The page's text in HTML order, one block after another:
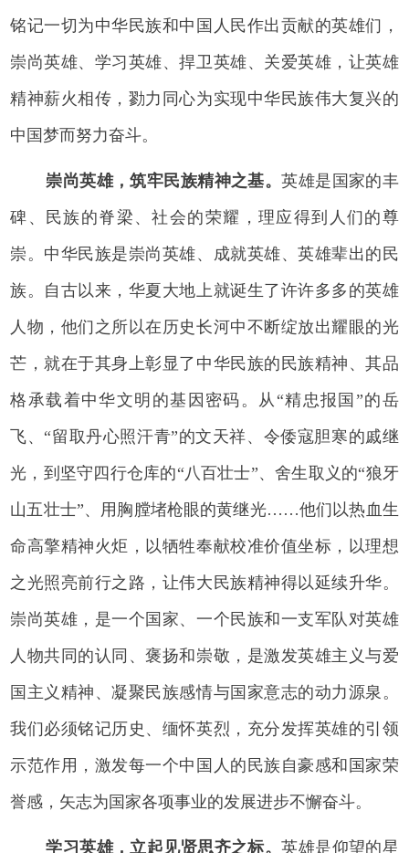
铭记一切为中华民族和中国人民作出贡献的英雄们，
崇尚英雄、学习英雄、捍卫英雄、关爱英雄，让英雄
精神薪火相传，勠力同心为实现中华民族伟大复兴的
中国梦而努力奋斗。
崇尚英雄，筑牢民族精神之基。英雄是国家的丰
碑、民族的脊梁、社会的荣耀，理应得到人们的尊
崇。中华民族是崇尚英雄、成就英雄、英雄辈出的民
族。自古以来，华夏大地上就诞生了许许多多的英雄
人物，他们之所以在历史长河中不断绽放出耀眼的光
芒，就在于其身上彰显了中华民族的民族精神、其品
格承载着中华文明的基因密码。从“精忠报国”的岳
飞、“留取丹心照汗青”的文天祥、令倭寇胆寒的戚继
光，到坚守四行仓库的“八百壮士”、舍生取义的“狼牙
山五壮士”、用胸膛堵枪眼的黄继光……他们以热血生
命高擎精神火炬，以牺牲奉献校准价值坐标，以理想
之光照亮前行之路，让伟大民族精神得以延续升华。
崇尚英雄，是一个国家、一个民族和一支军队对英雄
人物共同的认同、褒扬和崇敬，是激发英雄主义与爱
国主义精神、凝聚民族感情与国家意志的动力源泉。
我们必须铭记历史、缅怀英烈，充分发挥英雄的引领
示范作用，激发每一个中国人的民族自豪感和国家荣
誉感，矢志为国家各项事业的发展进步不懈奋斗。
学习英雄，立起见贤思齐之标。英雄是仰望的星